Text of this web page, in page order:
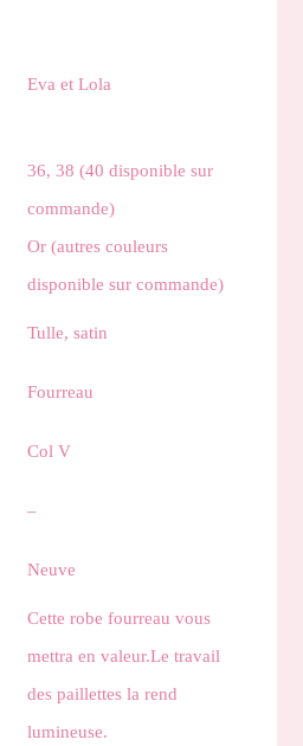
Eva et Lola
36, 38 (40 disponible sur
commande)
Or (autres couleurs
disponible sur commande)
Tulle, satin
Fourreau
Col V
–
Neuve
Cette robe fourreau vous
mettra en valeur.Le travail
des paillettes la rend
lumineuse.